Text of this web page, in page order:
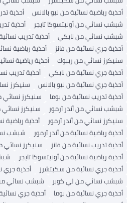
أحذية رياضية نسائية من نيو بالانس
أحذية
شبشب نسائي من أونيتسوكا تايجر
أحذية
شبشب نسائي من نايكي
أحذية تدريب
أحذية جري نسائية من فانز
أحذية رياضية
سنيكرز نسائي من ريبوك
أحذية رياضية
أحذية جري نسائية من نايكي
أحذية تدريب
أحذية جري نسائية من نيو بالانس
سنيكرز
أحذية تدريب نسائية من بوما
سنيكرز
شبشب نسائي من أندر آرمور
سنيكرز نسائي
سنيكرز نسائي من أندر آرمور
أحذية رياضية
أحذية رياضية نسائية من أندر آرمور
شبشب
أحذية تدريب نسائية من فانز
سنيكرز نسائي
أحذية رياضية نسائية من أونيتسوكا تايجر
أحذية جري نسائية من سكيتشرز
أحذية جري
شبشب نسائي من لي كوبر
شبشب نسائي
أحذية جري نسائية من بوما
أحذية جري